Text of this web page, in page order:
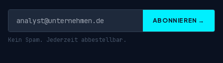
ABONNIEREN →
Kein Spam. Jederzeit abbestellbar.